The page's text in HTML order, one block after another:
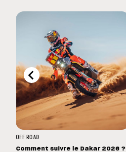
OFF ROAD
Comment suivre le Dakar 2026 ?